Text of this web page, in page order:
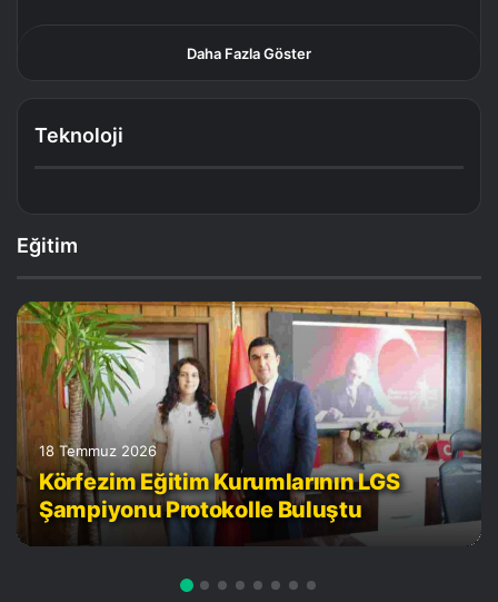
Daha Fazla Göster
Teknoloji
Eğitim
18 Temmuz 2026
Körfezim Eğitim Kurumlarının LGS
Şampiyonu Protokolle Buluştu